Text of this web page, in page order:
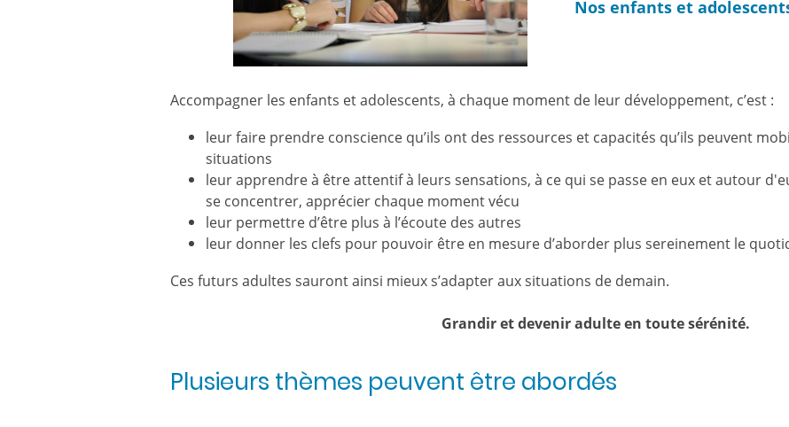
Nos enfants et
Accompagner les enfants et adolescents, à chaque moment de leur développement, c’est :
leur faire prendre conscience qu’ils ont des ressources et capacités qu’ils peuvent
situations
leur apprendre à être attentif à leurs sensations, à ce qui se passe en eux et autour
se concentrer, apprécier chaque moment vécu
leur permettre d’être plus à l’écoute des autres
leur donner les clefs pour pouvoir être en mesure d’aborder plus sereinement le
Ces futurs adultes sauront ainsi mieux s’adapter aux situations de demain.
Grandir et devenir adulte en toute sérénité.
Plusieurs thèmes peuvent être abordés